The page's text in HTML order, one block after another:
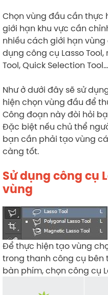
Chọn vùng đầu cần thực
giới hạn khu vực cần
nhiều cách giới hạn
dụng công cụ Lasso
Tool, Quick Selection Tool…
Như ở dưới đây sẽ sử
hiện chọn vùng đầu để
Công đoạn này đòi hỏi
Đặc biệt nếu chủ thể
bạn cần phải tạo vùng
càng tốt.
Sử dụng công cụ
vùng
Để thực hiện tạo vùng
trong thanh công cụ bên
bàn phím, chọn công cụ